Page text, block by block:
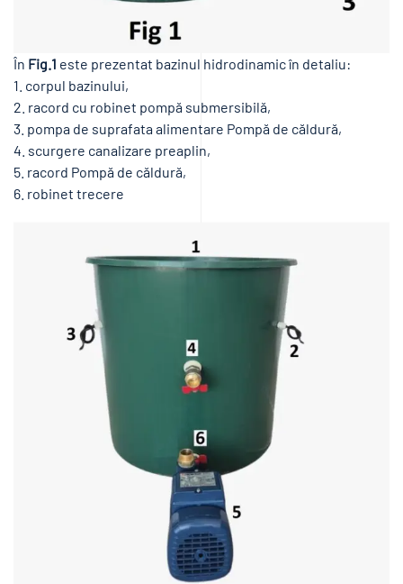
În Fig.1 este prezentat bazinul hidrodinamic în detaliu:
1. corpul bazinului,
2. racord cu robinet pompă submersibilă,
3. pompa de suprafata alimentare Pompă de căldură,
4. scurgere canalizare preaplin,
5. racord Pompă de căldură,
6. robinet trecere